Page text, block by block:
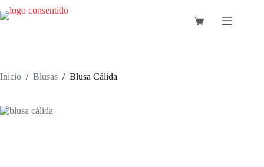
al
Carro
Inicio / Blusas / Blusa Cálida